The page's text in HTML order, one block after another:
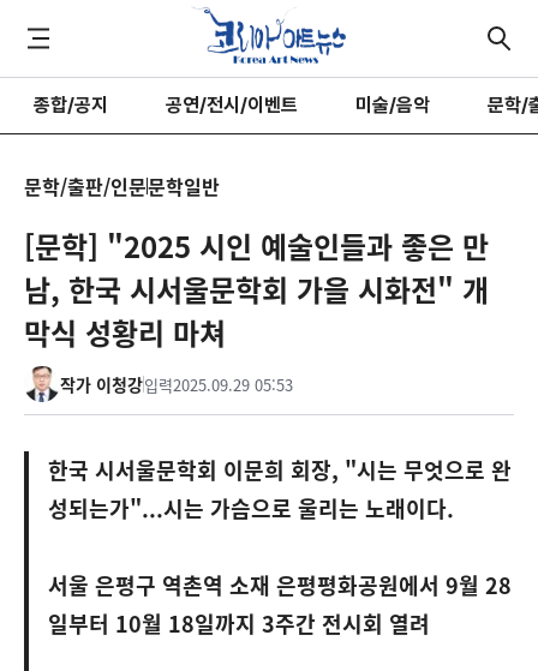
종합/공지 공연/전시/이벤트 미술/음악 문학/
문학/출판/인문문학일반
[문학] "2025 시인 예술인들과 좋은 만
남, 한국 시서울문학회 가을 시화전" 개
막식 성황리 마쳐
작가 이청강입력2025.09.29 05:53
한국 시서울문학회 이문희 회장, "시는 무엇으로 완
성되는가"...시는 가슴으로 울리는 노래이다.
서울 은평구 역촌역 소재 은평평화공원에서 9월 28
일부터 10월 18일까지 3주간 전시회 열려